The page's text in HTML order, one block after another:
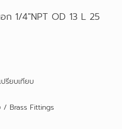
ก 1/4"NPT OD 13 L 25
เปรียบเทียบ
/ Brass Fittings